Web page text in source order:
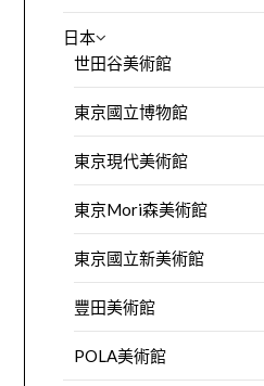
日本
世田谷美術館
東京國立博物館
東京現代美術館
東京Mori森美術館
東京國立新美術館
豐田美術館
POLA美術館